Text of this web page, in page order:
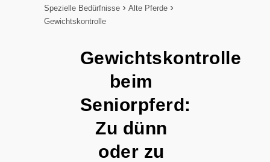
Spezielle Bedürfnisse
Alte Pferde
Gewichtskontrolle
Gewichtskontrolle
beim
Seniorpferd:
Zu dünn
oder zu